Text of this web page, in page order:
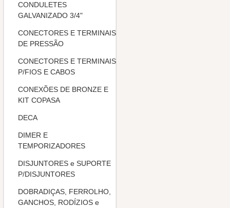
CONDULETES
GALVANIZADO 3/4"
CONECTORES E TERMINAIS
DE PRESSÃO
CONECTORES E TERMINAIS
P/FIOS E CABOS
CONEXÕES DE BRONZE E
KIT COPASA
DECA
DIMER E
TEMPORIZADORES
DISJUNTORES e SUPORTE
P/DISJUNTORES
DOBRADIÇAS, FERROLHO,
GANCHOS, RODÍZIOS e